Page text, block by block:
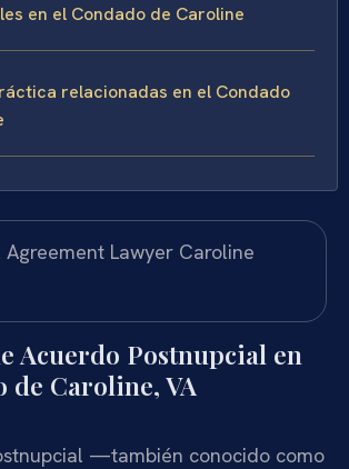
en el Condado de Caroline
relacionadas en el Condado
Acuerdo Postnupcial en
de Caroline, VA
—también conocido como